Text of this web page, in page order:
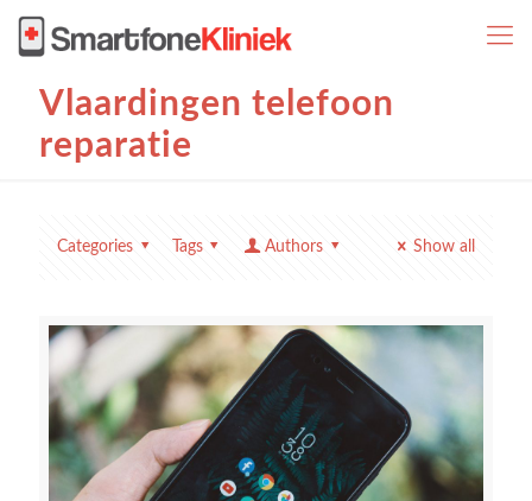
Vlaardingen telefoon
reparatie
Categories Tags Authors Show all